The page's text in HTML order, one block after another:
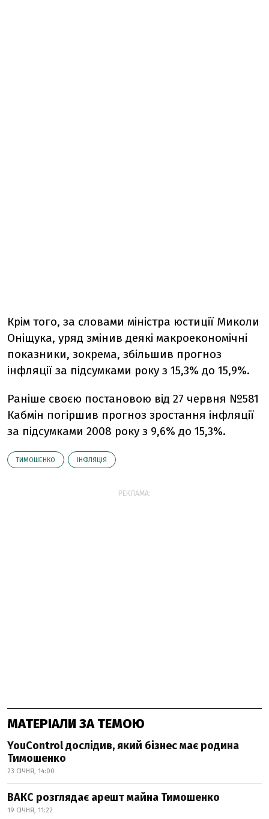
Крім того, за словами міністра юстиції Миколи
Оніщука, уряд змінив деякі макроекономічні
показники, зокрема, збільшив прогноз
інфляції за підсумками року з 15,3% до 15,9%.
Раніше своєю постановою від 27 червня №581
Кабмін погіршив прогноз зростання інфляції
за підсумками 2008 року з 9,6% до 15,3%.
ТИМОШЕНКО ІНФЛЯЦІЯ
РЕКЛАМА:
МАТЕРІАЛИ ЗА ТЕМОЮ
YouControl дослідив, який бізнес має родина
Тимошенко
23 СІЧНЯ, 14:00
ВАКС розглядає арешт майна Тимошенко
19 СІЧНЯ, 11:22